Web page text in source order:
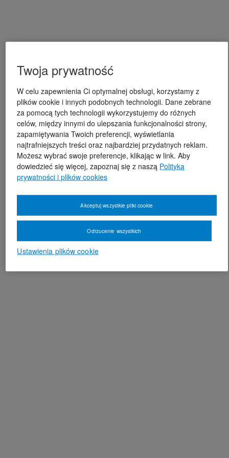
Twoja prywatność
W celu zapewnienia Ci optymalnej obsługi, korzystamy z
plików cookie i innych podobnych technologii. Dane zebrane
za pomocą tych technologii wykorzystujemy do różnych
celów, między innymi do ulepszania funkcjonalności strony,
zapamiętywania Twoich preferencji, wyświetlania
najtrafniejszych treści oraz najbardziej przydatnych reklam.
Możesz wybrać swoje preferencje, klikając w link. Aby
dowiedzieć się więcej, zapoznaj się z naszą Polityką
prywatności i plików cookies
Ustawienia plików cookie
Odrzucenie wszystkich
Akceptuj wszystkie pliki cookie